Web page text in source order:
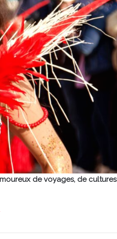
de voyages, de cultures